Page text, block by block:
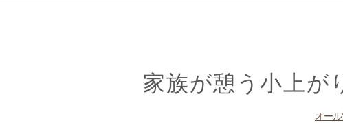
家族が憩う小上が
オー